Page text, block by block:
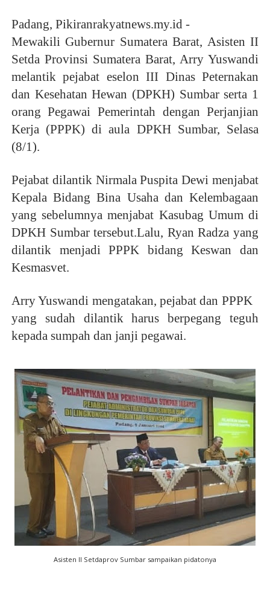
Padang, Pikiranrakyatnews.my.id -
Mewakili Gubernur Sumatera Barat, Asisten II
Setda Provinsi Sumatera Barat, Arry Yuswandi
melantik pejabat eselon III Dinas Peternakan
dan Kesehatan Hewan (DPKH) Sumbar serta 1
orang Pegawai Pemerintah dengan Perjanjian
Kerja (PPPK) di aula DPKH Sumbar, Selasa
(8/1).
Pejabat dilantik Nirmala Puspita Dewi menjabat
Kepala Bidang Bina Usaha dan Kelembagaan
yang sebelumnya menjabat Kasubag Umum di
DPKH Sumbar tersebut.Lalu, Ryan Radza yang
dilantik menjadi PPPK bidang Keswan dan
Kesmasvet.
Arry Yuswandi mengatakan, pejabat dan PPPK
yang sudah dilantik harus berpegang teguh
kepada sumpah dan janji pegawai.
Asisten II Setdaprov Sumbar sampaikan pidatonya